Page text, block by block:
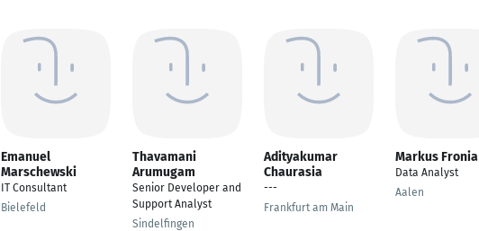
Emanuel
Marschewski
IT Consultant
Bielefeld
Thavamani
Arumugam
Senior Developer and
Support Analyst
Sindelfingen
Adityakumar
Chaurasia
---
Frankfurt am Main
Markus Fronia
Data Analyst
Aalen